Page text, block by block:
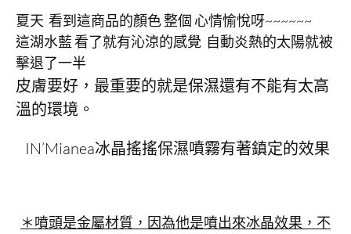
夏天 看到這商品的顏色 整個 心情愉悅呀~~~~~~
這湖水藍 看了就有沁涼的感覺 自動炎熱的太陽就被
擊退了一半
皮膚要好，最重要的就是保濕還有不能有太高
溫的環境。
IN’Mianea冰晶搖搖保濕噴霧有著鎮定的效果
＊噴頭是金屬材質，因為他是噴出來冰晶效果，不